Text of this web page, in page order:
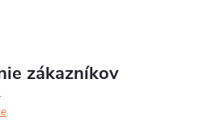
zákazníkov